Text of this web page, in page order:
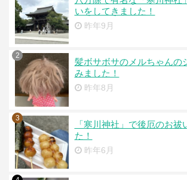
いをしてきました！
昨年9月
2
髪ボサボサのメルちゃんの
みました！
昨年8月
3
「寒川神社」で後厄のお祓
た！
昨年6月